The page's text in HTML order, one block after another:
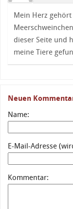
Mein Herz
dieser Seite und
meine Tiere
Neuen
Name:
E-Mail-Adresse
Kommentar: